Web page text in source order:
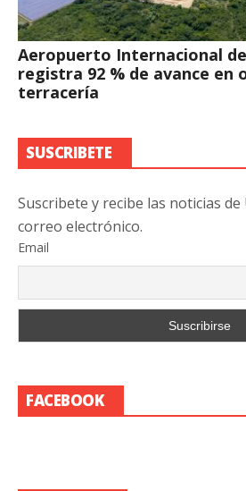
Aeropuerto Internacional
registra 92 % de avance en
terracería
SUSCRIBETE
Suscribete y recibe las noticias
correo electrónico.
Email
FACEBOOK